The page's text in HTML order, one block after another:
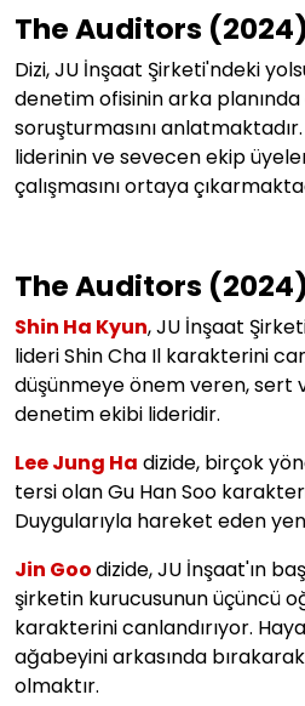
The Auditors
Dizi,JU İnşaat Şirketi'ndeki
denetim ofisinin arka
soruşturmasını
liderinin ve sevecen ekip
çalışmasını ortaya
The Auditors
Shin Ha Kyun,JU İnşaat
lideri Shin Cha Il karakterini
düşünmeye önem veren, sert
denetim ekibi lideridir.
Lee Jung Ha dizide, birçok
tersi olan Gu Han Soo
Duygularıyla hareket eden
Jin Goodizide, JU İnşaat'ın
şirketin kurucusunun üçüncü
karakterini canlandırıyor.
ağabeyini arkasında
olmaktır.